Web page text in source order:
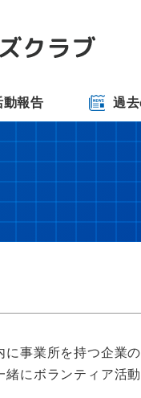
動報告 過
事業所を持つ企業
にボランティア活